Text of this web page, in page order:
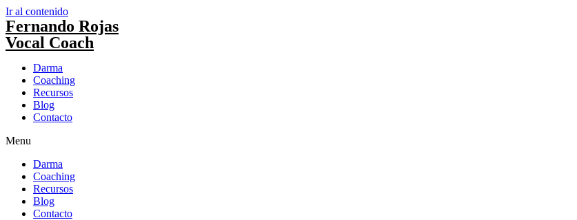
Ir al contenido
Fernando Rojas
Vocal Coach
Darma
Coaching
Recursos
Blog
Contacto
Menu
Darma
Coaching
Recursos
Blog
Contacto